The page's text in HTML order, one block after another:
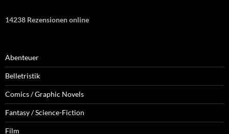
14238 Rezensionen online
Abenteuer
Belletristik
Comics / Graphic Novels
Fantasy / Science-Fiction
Film